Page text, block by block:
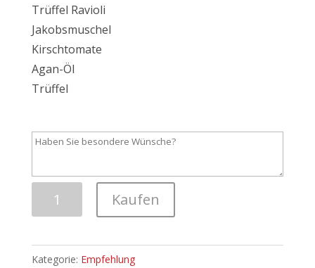
Trüffel Ravioli
Jakobsmuschel
Kirschtomate
Agan-Öl
Trüffel
Trüffel
Kaufen
Kategorie: Empfehlung